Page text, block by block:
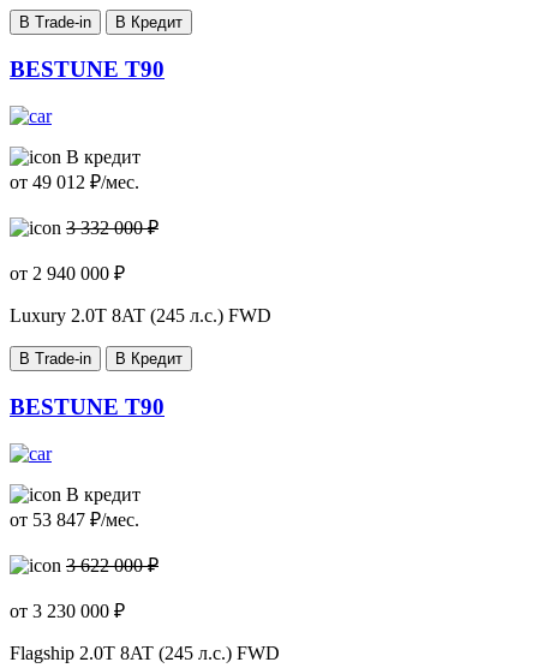
В Trade-in В Кредит
BESTUNE T90
В кредит
от 49 012 ₽/мес.
3 332 000 ₽
от 2 940 000 ₽
Luxury 2.0T 8AT (245 л.с.) FWD
В Trade-in В Кредит
BESTUNE T90
В кредит
от 53 847 ₽/мес.
3 622 000 ₽
от 3 230 000 ₽
Flagship 2.0T 8AT (245 л.с.) FWD